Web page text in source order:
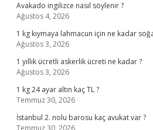
Avakado ingilizce nasıl söylenir ?
Ağustos 4, 2026
1 kg kıymaya lahmacun için ne kadar
Ağustos 3, 2026
1 yıllık ücretli askerlik ücreti ne kadar ?
Ağustos 3, 2026
1 kg 24 ayar altın kaç TL ?
Temmuz 30, 2026
İstanbul 2. nolu barosu kaç avukat var ?
Temmuz 30, 2026